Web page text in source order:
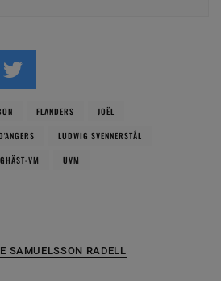
FLANDERS
JOËL
LUDWIG SVENNERSTÅL
VM
UVM
SAMUELSSON RADELL